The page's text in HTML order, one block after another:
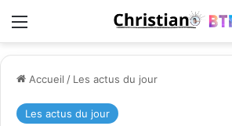
Accueil / Les actus du jour
Les actus du jour